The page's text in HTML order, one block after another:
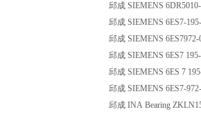
邱成 SIEMENS
邱成 SIEMENS 6ES7-
邱成 SIEMENS
邱成 SIEMENS 6ES7
邱成 SIEMENS 6ES 7
邱成 SIEMENS 6ES7-
邱成 INA Bearing